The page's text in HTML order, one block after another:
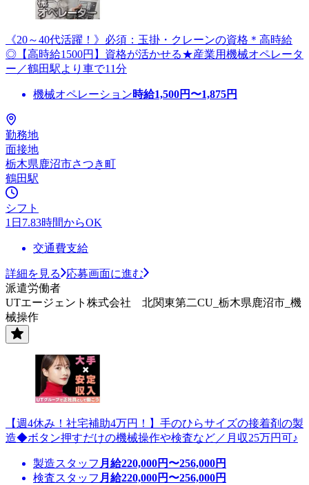
《20～40代活躍！》必須：玉掛・クレーンの資格＊高時給
◎【高時給1500円】資格が活かせる★産業用機械オペレータ
ー／鶴田駅より車で11分
機械オペレーション時給1,500円〜1,875円
勤務地
面接地
栃木県鹿沼市さつき町
鶴田駅
シフト
1日7.83時間からOK
交通費支給
詳細を見る
応募画面に進む
派遣労働者
UTエージェント株式会社 北関東第二CU_栃木県鹿沼市_機
械操作
【週4休み！社宅補助4万円！】手のひらサイズの接着剤の製
造◆ボタン押すだけの機械操作や検査など／月収25万円可♪
製造スタッフ 月給220,000円〜256,000円
検査スタッフ 月給220,000円〜256,000円